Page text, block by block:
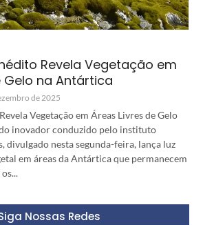
Revela Vegetação em
Gelo na Antártica
de 2025
Vegetação em Áreas Livres de Gelo
inovador conduzido pelo instituto
divulgado nesta segunda-feira, lança luz
em áreas da Antártica que permanecem
Nossas Redes